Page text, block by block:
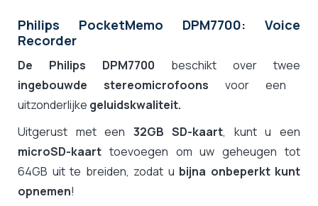
Philips PocketMemo DPM7700: Voice
Recorder
De Philips DPM7700
beschikt over twee
ingebouwde stereomicrofoons voor een
uitzonderlijke geluidskwaliteit.
Uitgerust met een 32GB SD-kaart, kunt u een
microSD-kaart toevoegen om uw geheugen tot
64GB uit te breiden, zodat u bijna onbeperkt kunt
opnemen!